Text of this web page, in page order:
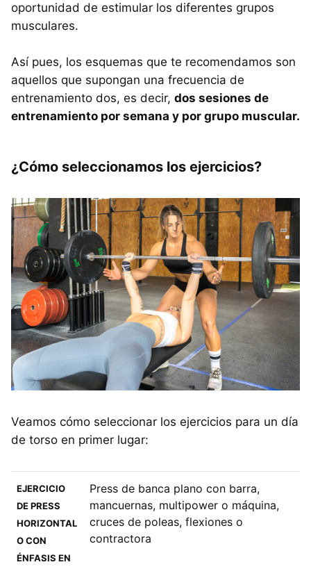
oportunidad de estimular los diferentes grupos
musculares.
Así pues, los esquemas que te recomendamos son
aquellos que supongan una frecuencia de
entrenamiento dos, es decir, dos sesiones de
entrenamiento por semana y por grupo muscular.
¿Cómo seleccionamos los ejercicios?
Veamos cómo seleccionar los ejercicios para un día
de torso en primer lugar:
EJERCICIO
DE PRESS
HORIZONTAL
O CON
ÉNFASIS EN
Press de banca plano con barra,
mancuernas, multipower o máquina,
cruces de poleas, flexiones o
contractora